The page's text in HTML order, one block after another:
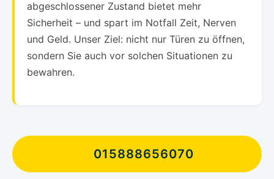
abgeschlossener Zustand bietet mehr
Sicherheit – und spart im Notfall Zeit, Nerven
und Geld. Unser Ziel: nicht nur Türen zu öffnen,
sondern Sie auch vor solchen Situationen zu
bewahren.
015888656070